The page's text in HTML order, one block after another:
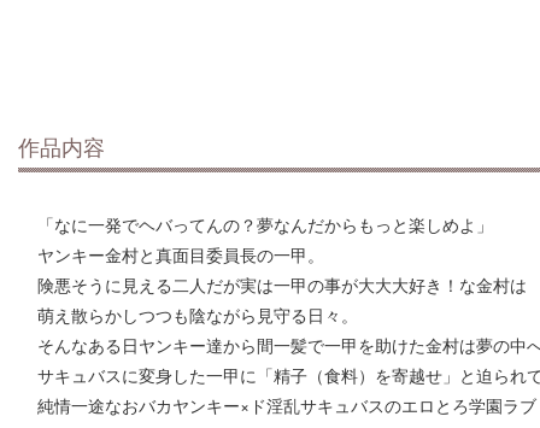
作品内容
「なに一発でヘバってんの？夢なんだからもっと楽しめよ」
ヤンキー金村と真面目委員長の一甲。
険悪そうに見える二人だが実は一甲の事が大大大好き！な金村は
萌え散らかしつつも陰ながら見守る日々。
そんなある日ヤンキー達から間一髪で一甲を助けた金村は夢の中
サキュバスに変身した一甲に「精子（食料）を寄越せ」と迫ら
純情一途なおバカヤンキー×ド淫乱サキュバスのエロとろ学園ラ